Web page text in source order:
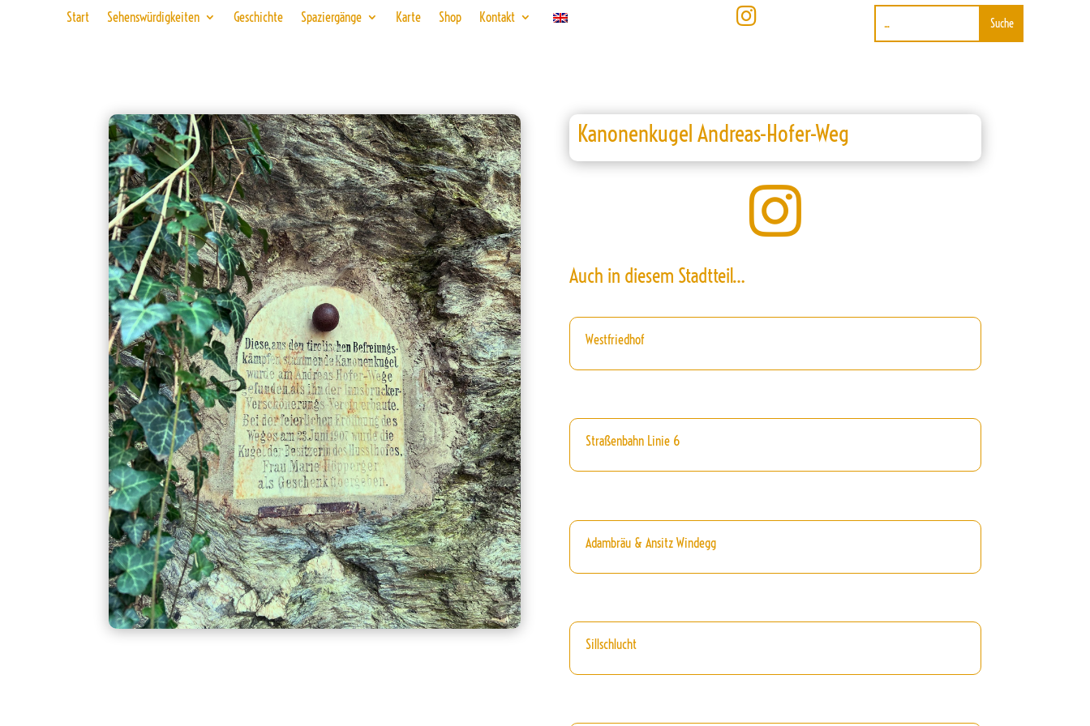
Start Sehenswürdigkeiten Geschichte Spaziergänge Karte Shop Kontakt 
Kanonenkugel Andreas-Hofer-Weg

Auch in diesem Stadtteil…
Westfriedhof
Straßenbahn Linie 6
Adambräu & Ansitz Windegg
Sillschlucht